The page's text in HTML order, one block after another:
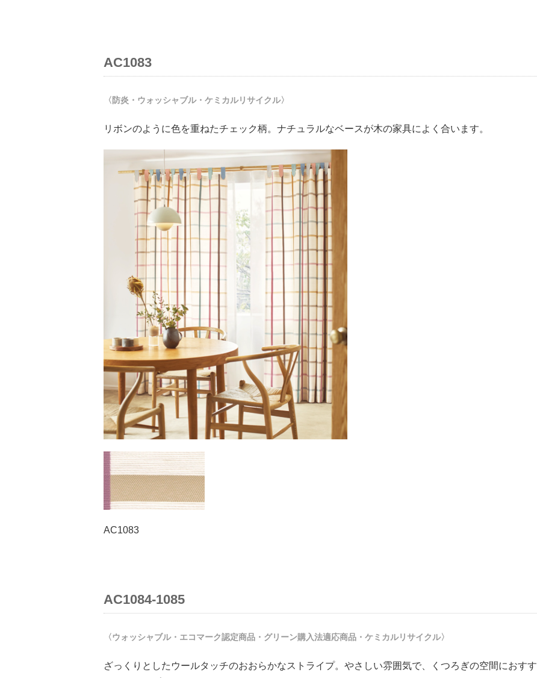
AC1083
〈防炎・ウォッシャブル・ケミカルリサイクル〉
リボンのように色を重ねたチェック柄。ナチュラルなベースが木の家具によく合います。
AC1083
AC1084-1085
〈ウォッシャブル・エコマーク認定商品・グリーン購入法適応商品・ケミカルリサイクル〉
ざっくりとしたウールタッチのおおらかなストライプ。やさしい雰囲気で、くつろぎの空間におすす